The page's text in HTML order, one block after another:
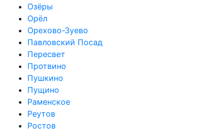
Озёры
Орёл
Орехово-Зуево
Павловский Посад
Пересвет
Протвино
Пушкино
Пущино
Раменское
Реутов
Ростов